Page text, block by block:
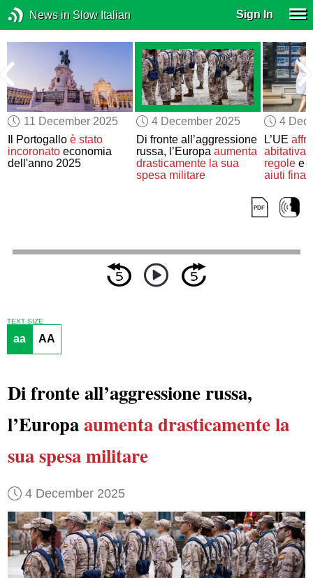
News in Slow Italian Sign In
11 December 2025
Il Portogalloè stato
incoronato economia
dell'anno 2025
4 December 2025
Di fronte all’aggressione
russa, l’Europa aumenta
drasticamente la sua
spesa militare
4
L’UE
abitativa
regolee
aiuti
TEXT SIZE
aa AA
Di fronte all’aggressione russa,
l’Europaaumenta drasticamente la
sua spesa militare
4 December 2025